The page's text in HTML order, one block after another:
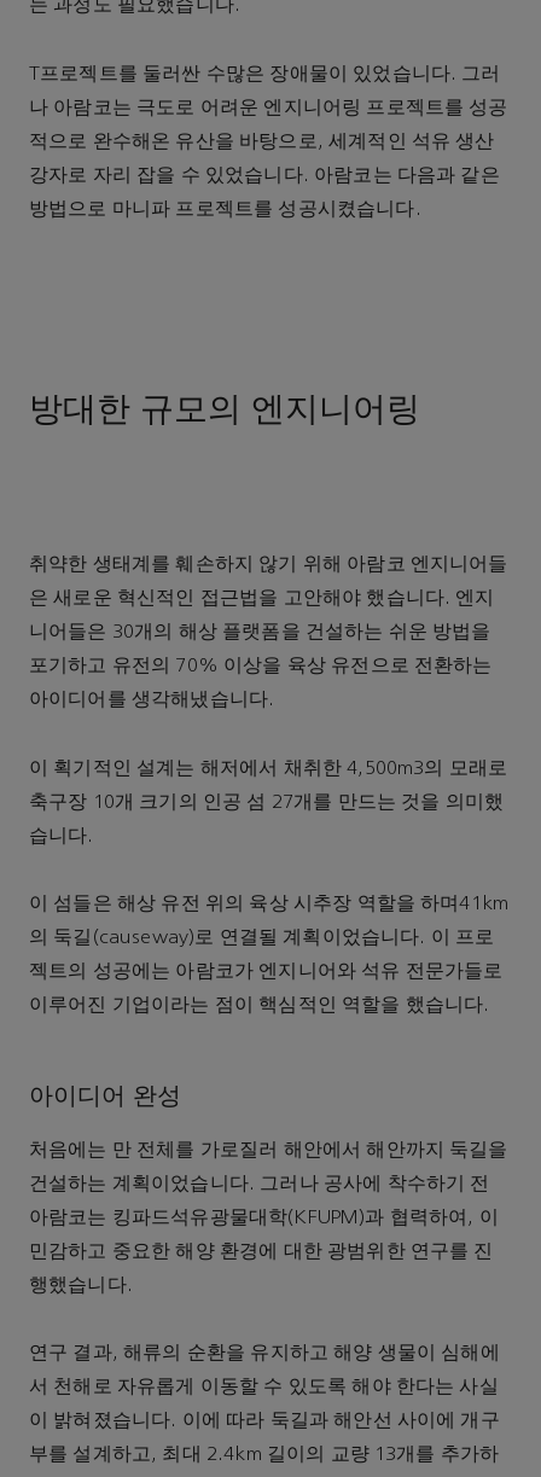
는 과정도 필요했습니다.
T프로젝트를 둘러싼 수많은 장애물이 있었습니다. 그러
나 아람코는 극도로 어려운 엔지니어링 프로젝트를 성공
적으로 완수해온 유산을 바탕으로, 세계적인 석유 생산
강자로 자리 잡을 수 있었습니다. 아람코는 다음과 같은
방법으로 마니파 프로젝트를 성공시켰습니다.
방대한 규모의 엔지니어링
취약한 생태계를 훼손하지 않기 위해 아람코 엔지니어들
은 새로운 혁신적인 접근법을 고안해야 했습니다. 엔지
니어들은 30개의 해상 플랫폼을 건설하는 쉬운 방법을
포기하고 유전의 70% 이상을 육상 유전으로 전환하는
아이디어를 생각해냈습니다.
이 획기적인 설계는 해저에서 채취한 4,500m3의 모래로
축구장 10개 크기의 인공 섬 27개를 만드는 것을 의미했
습니다.
이 섬들은 해상 유전 위의 육상 시추장 역할을 하며41km
의 둑길(causeway)로 연결될 계획이었습니다. 이 프로
젝트의 성공에는 아람코가 엔지니어와 석유 전문가들로
이루어진 기업이라는 점이 핵심적인 역할을 했습니다.
아이디어 완성
처음에는 만 전체를 가로질러 해안에서 해안까지 둑길을
건설하는 계획이었습니다. 그러나 공사에 착수하기 전
아람코는 킹파드석유광물대학(KFUPM)과 협력하여, 이
민감하고 중요한 해양 환경에 대한 광범위한 연구를 진
행했습니다.
연구 결과, 해류의 순환을 유지하고 해양 생물이 심해에
서 천해로 자유롭게 이동할 수 있도록 해야 한다는 사실
이 밝혀졌습니다. 이에 따라 둑길과 해안선 사이에 개구
부를 설계하고, 최대 2.4km 길이의 교량 13개를 추가하